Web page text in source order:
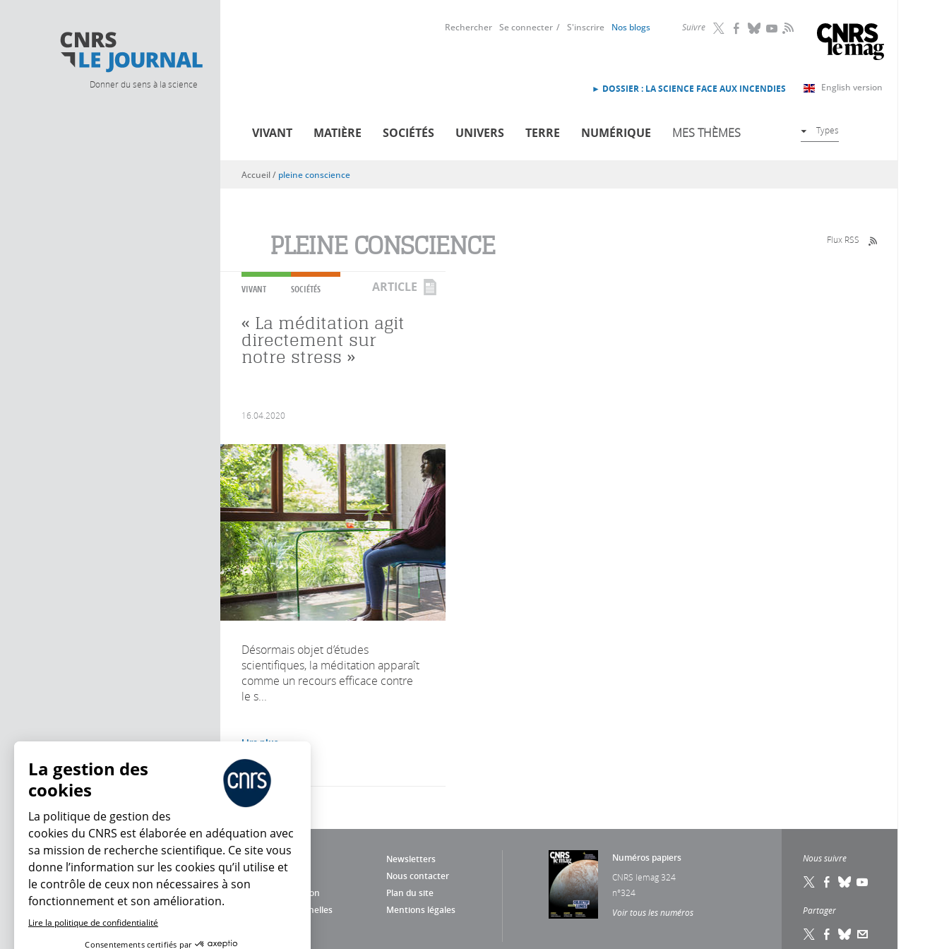
Donner du sens à la science
Suivre RSS
Rechercher Se connecter S'inscrire Nos blogs
English version
► DOSSIER : LA SCIENCE FACE AUX INCENDIES
VIVANT MATIÈRE SOCIÉTÉS UNIVERS TERRE NUMÉRIQUE MES THÈMES Types
Vous êtes ici
Accueil/ pleine conscience
PLEINE CONSCIENCE Flux RSS
VIVANT SOCIÉTÉS ARTICLE
« La méditation agit
directement sur
notre stress »
16.04.2020
Désormais objet d’études
scientifiques, la méditation apparaît
comme un recours efficace contre
le s...
Lire plus
Newsletters
Nous contacter
Charte d'utilisation
Plan du site
Données personnelles
Mentions légales
Numéros papiers
CNRS lemag 324
n°324
Voir tous les numéros
Nous suivre
Partager
En ce moment
La gestion des
cookies
La politique de gestion des
cookies du CNRS est élaborée en adéquation avec
sa mission de recherche scientifique. Ce site vous
donne l’information sur les cookies qu’il utilise et
le contrôle de ceux non nécessaires à son
fonctionnement et son amélioration.
Lire la politique de confidentialité
Consentements certifiés par